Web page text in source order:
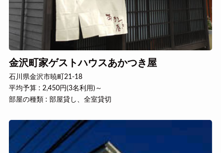
金沢町家ゲストハウスあかつき屋
石川県金沢市暁町21-18
平均予算 : 2,450円(3名利用)～
部屋の種類 : 部屋貸し、全室貸切